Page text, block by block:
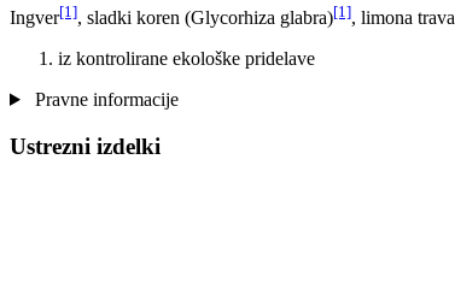
Ingver[1], sladki koren (Glycorhiza glabra)[1], limona trava
iz kontrolirane ekološke pridelave
Pravne informacije
Ustrezni izdelki